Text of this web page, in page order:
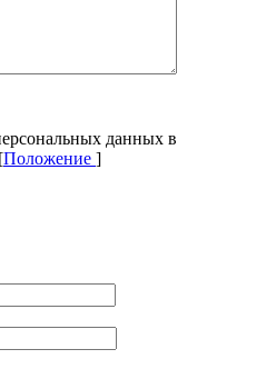
данных в
Положение ]